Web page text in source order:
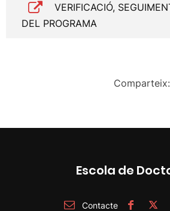
VERIFICACIÓ,
DEL PROGRAMA
Comparteix:
Escola de
Contacte